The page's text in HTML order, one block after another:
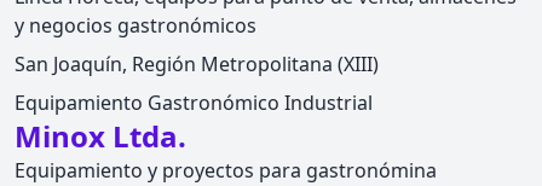
y negocios gastronómicos
San Joaquín, Región Metropolitana (XIII)
Equipamiento Gastronómico Industrial
Minox Ltda.
Equipamiento y proyectos para gastronómina